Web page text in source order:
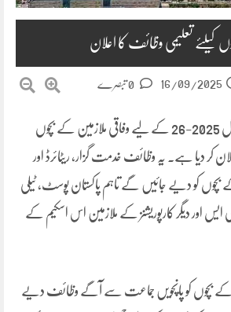
کیلئے تعلیمی وظائف کا اعلان
16/09/2025
وفاقی حکومت نے مالی سال 2025-26 کے لیے وفاقی ملازمین کے بچوں
کر دیا ہے۔ یہ وظائف خدمت گزار، ریٹائرڈ اور
بچوں کو دیے جائیں گے تاہم پاکستان پوسٹ، ٹیلی
ایس اور دیگر کارپوریشنز کے ملازمین اس اسکیم کے
ملازمین کے بچوں کو پانچویں جماعت سے آگے وظائف دیے